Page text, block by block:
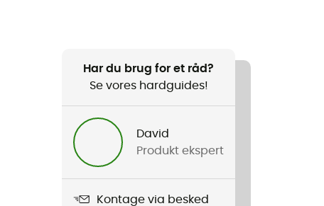
Har du brug for et råd?
Se vores hardguides!
David
Produkt ekspert
Kontage via besked